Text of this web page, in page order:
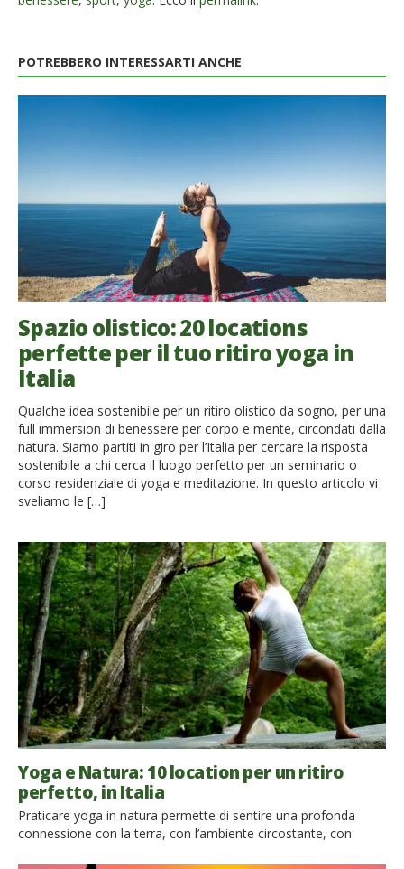
POTREBBERO INTERESSARTI ANCHE
Spazio olistico: 20 locations
perfette per il tuo ritiro yoga in
Italia
Qualche idea sostenibile per un ritiro olistico da sogno, per una
full immersion di benessere per corpo e mente, circondati dalla
natura. Siamo partiti in giro per l’Italia per cercare la risposta
sostenibile a chi cerca il luogo perfetto per un seminario o
corso residenziale di yoga e meditazione. In questo articolo vi
sveliamo le […]
Yoga e Natura: 10 location per un ritiro
perfetto, in Italia
Praticare yoga in natura permette di sentire una profonda
connessione con la terra, con l’ambiente circostante, con